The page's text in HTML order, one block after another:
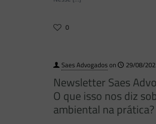
0
Saes Advogadoson 29/08/
Newsletter Saes
O que isso nos diz
ambiental na prática?